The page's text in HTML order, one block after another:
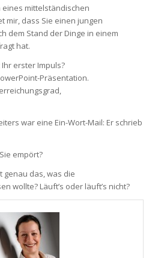
mittelständischen
mir, dass Sie einen jungen
dem Stand der Dinge in einem
hat.
erster Impuls?
Präsentation.
war eine Ein-Wort-Mail: Er schrieb
empört?
genau das, was die
wollte? Läuft’s oder läuft’s nicht?